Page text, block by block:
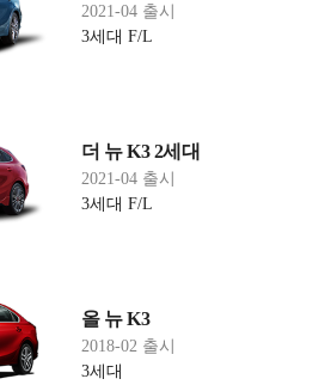
2021-04 출시
3세대 F/L
더 뉴 K3 2세대
2021-04 출시
3세대 F/L
올 뉴 K3
2018-02 출시
3세대